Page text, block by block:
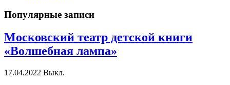
Популярные записи
Московский театр детской книги
«Волшебная лампа»
17.04.2022 Выкл.